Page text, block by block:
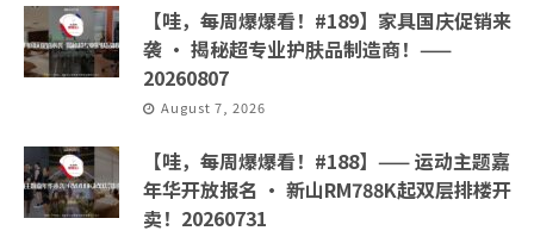
【哇，每周爆爆看！#189】家具国庆促销来
袭 · 揭秘超专业护肤品制造商！——
20260807
August 7, 2026
【哇，每周爆爆看！#188】—— 运动主题嘉
年华开放报名 · 新山RM788K起双层排楼开
卖！20260731